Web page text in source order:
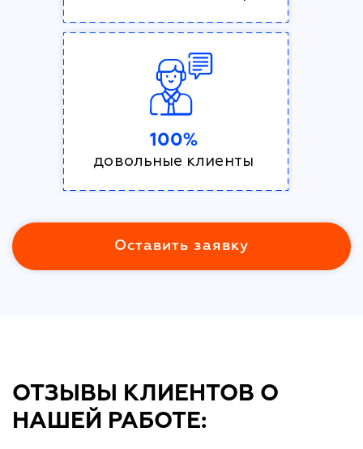
100%
довольные клиенты
Оставить заявку
ОТЗЫВЫ КЛИЕНТОВ О
НАШЕЙ РАБОТЕ: